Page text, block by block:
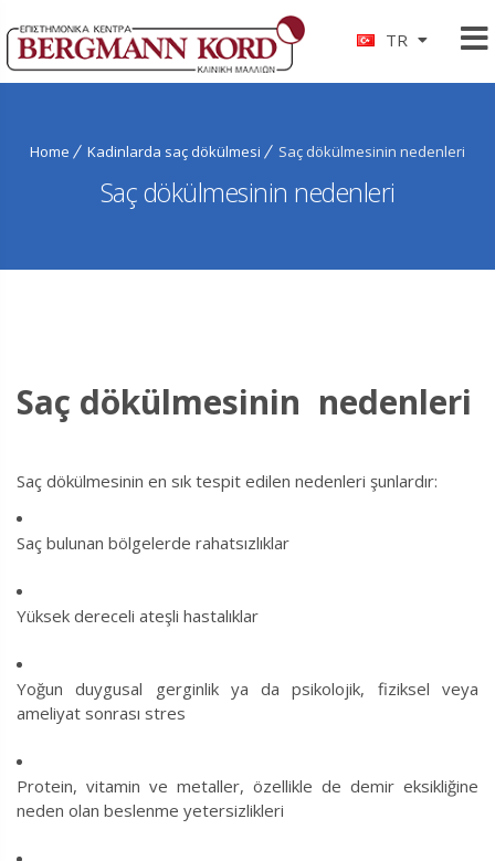
TR
Home Kadinlarda saç dökülmesi Saç dökülmesinin nedenleri
Saç dökülmesinin nedenleri
Saç dökülmesinin nedenleri
Saç dökülmesinin en sık tespit edilen nedenleri şunlardır:
Saç bulunan bölgelerde rahatsızlıklar
Yüksek dereceli ateşli hastalıklar
Yoğun duygusal gerginlik ya da psikolojik, fiziksel veya
ameliyat sonrası stres
Protein, vitamin ve metaller, özellikle de demir eksikliğine
neden olan beslenme yetersizlikleri